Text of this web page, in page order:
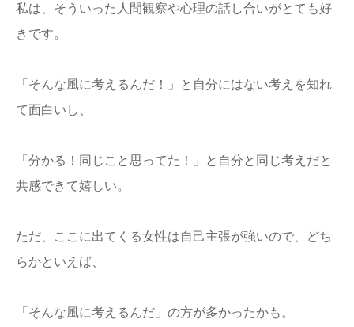
私は、そういった人間観察や心理の話し合いがとても好
きです。
「そんな風に考えるんだ！」と自分にはない考えを知れ
て面白いし、
「分かる！同じこと思ってた！」と自分と同じ考えだと
共感できて嬉しい。
ただ、ここに出てくる女性は自己主張が強いので、どち
らかといえば、
「そんな風に考えるんだ」の方が多かったかも。